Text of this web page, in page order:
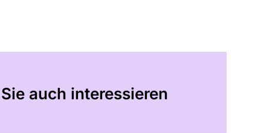
auch interessieren